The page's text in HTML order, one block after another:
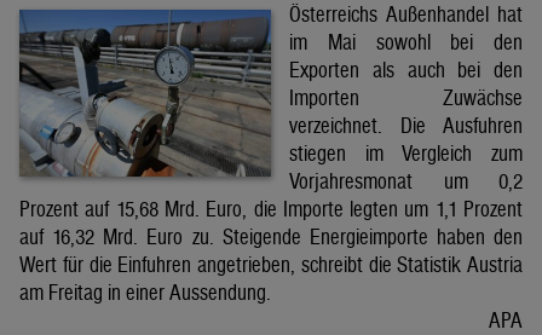
Österreichs Außenhandel hat
im Mai sowohl bei den
Exporten als auch bei den
Importen Zuwächse
verzeichnet. Die Ausfuhren
stiegen im Vergleich zum
Vorjahresmonat um 0,2
Prozent auf 15,68 Mrd. Euro, die Importe legten um 1,1 Prozent
auf 16,32 Mrd. Euro zu. Steigende Energieimporte haben den
Wert für die Einfuhren angetrieben, schreibt die Statistik Austria
am Freitag in einer Aussendung.
APA